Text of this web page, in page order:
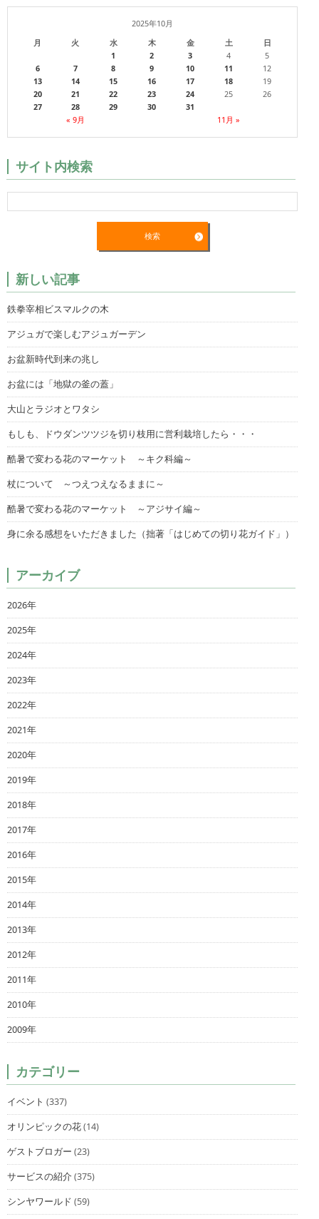
2025年10月
月
火 水 木 金 土 日
« 9月 11月 »
1 2 3 4
5
6
7 8 9 10 11
12
13
14 15 16 17 18
19
20
21 22 23 24 25
26
27
28 29 30 31
サイト内検索
新しい記事
鉄拳宰相ビスマルクの木
アジュガで楽しむアジュガーデン
お盆新時代到来の兆し
お盆には「地獄の釜の蓋」
大山とラジオとワタシ
もしも、ドウダンツツジを切り枝用に営利栽培したら・・・
酷暑で変わる花のマーケット ～キク科編～
杖について ～つえつえなるままに～
酷暑で変わる花のマーケット ～アジサイ編～
身に余る感想をいただきました（拙著「はじめての切り花ガイド」）
アーカイブ
2026年
2025年
2024年
2023年
2022年
2021年
2020年
2019年
2018年
2017年
2016年
2015年
2014年
2013年
2012年
2011年
2010年
2009年
カテゴリー
イベント (337)
オリンピックの花(14)
ゲストブロガー (23)
サービスの紹介(375)
シンヤワールド (59)